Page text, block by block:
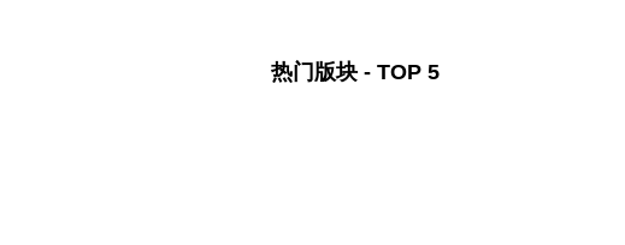
热门版块 - TOP 5